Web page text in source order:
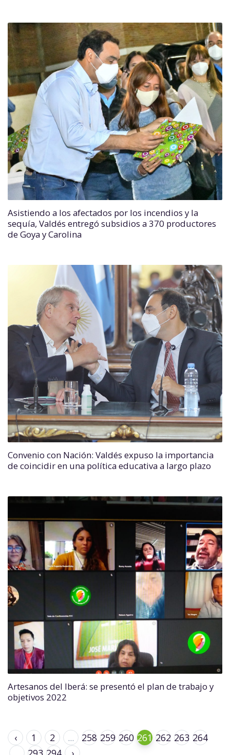
Asistiendo a los afectados por los incendios y la
sequía, Valdés entregó subsidios a 370 productores
de Goya y Carolina
Convenio con Nación: Valdés expuso la importancia
de coincidir en una política educativa a largo plazo
Artesanos del Iberá: se presentó el plan de trabajo y
objetivos 2022
‹ 1 2 ... 258 259 260 261 262 263 264